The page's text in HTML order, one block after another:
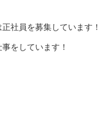
社員を募集しています！
をしています！